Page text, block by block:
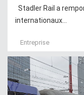
Stadler Rail a
internationaux...
Entreprise